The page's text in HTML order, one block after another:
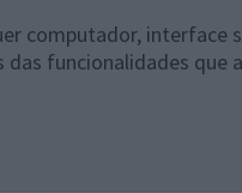
computador, interface
funcionalidades